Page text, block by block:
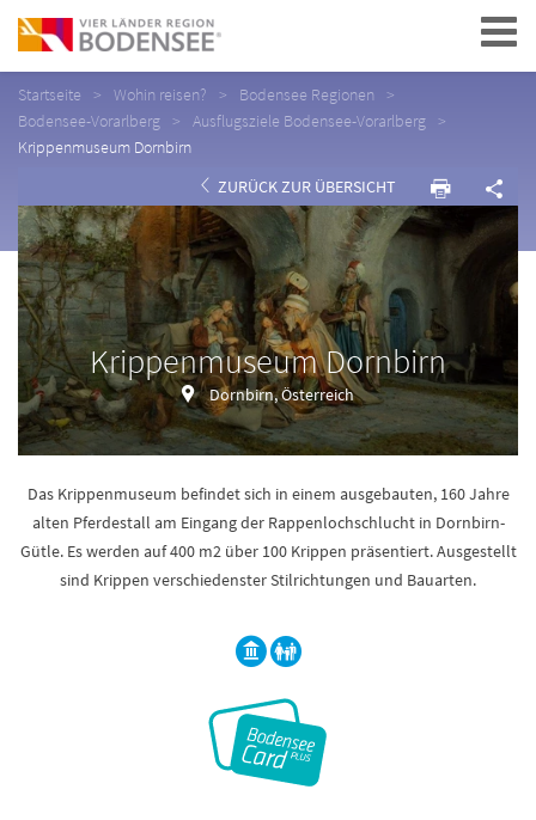
Navigation
Startseite Wohin reisen?
Bodensee Regionen
Bodensee-Vorarlberg
Ausflugsziele Bodensee-Vorarlberg
Krippenmuseum Dornbirn
ZURÜCK ZUR ÜBERSICHT
Krippenmuseum Dornbirn
Dornbirn, Österreich
Das Krippenmuseum befindet sich in einem ausgebauten, 160 Jahre
alten Pferdestall am Eingang der Rappenlochschlucht in Dornbirn-
Gütle. Es werden auf 400 m2 über 100 Krippen präsentiert. Ausgestellt
sind Krippen verschiedenster Stilrichtungen und Bauarten.